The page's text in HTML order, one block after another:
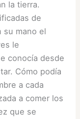
la tierra.
de
su mano el
le
conocía desde
Cómo podía
a cada
a comer los
que se